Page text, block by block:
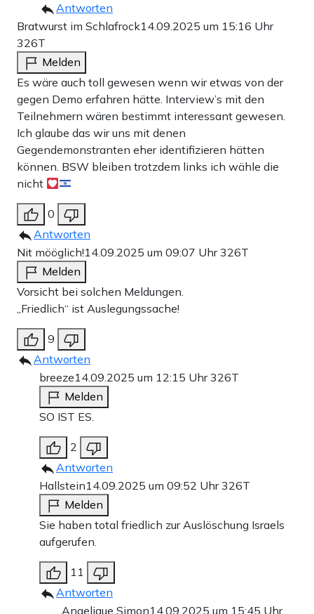
Antworten
Bratwurst im Schlafrock14.09.2025 um 15:16 Uhr
326T
Melden
Es wäre auch toll gewesen wenn wir etwas von der
gegen Demo erfahren hätte. Interview’s mit den
Teilnehmern wären bestimmt interessant gewesen.
Ich glaube das wir uns mit denen
Gegendemonstranten eher identifizieren hätten
können. BSW bleiben trotzdem links ich wähle die
nicht
0
Antworten
Nit mööglich!14.09.2025 um 09:07 Uhr326T
Melden
Vorsicht bei solchen Meldungen.
„Friedlich“ ist Auslegungssache!
9
Antworten
breeze14.09.2025 um 12:15 Uhr326T
Melden
SO IST ES.
2
Antworten
Hallstein14.09.2025 um 09:52 Uhr326T
Melden
Sie haben total friedlich zur Auslöschung Israels
aufgerufen.
11
Antworten
Angelique Simon14.09.2025 um 15:45 Uhr